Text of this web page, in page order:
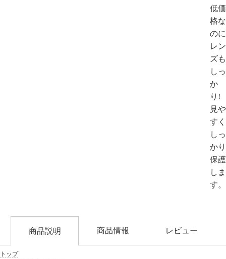
トップ
低価
格な
のに
レン
ズも
しっ
か
り!
見や
すく
しっ
かり
保護
しま
す。
商品説明 商品情報 レビュー